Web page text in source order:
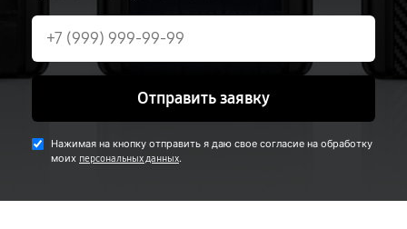
Отправить заявку
Нажимая на кнопку отправить я даю свое согласие на обработку
моих персональных данных.